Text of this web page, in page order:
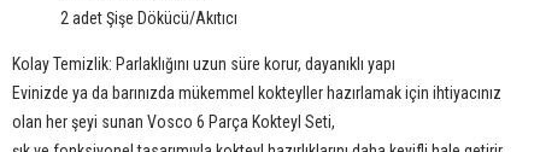
2 adet Şişe Dökücü/Akıtıcı
Kolay Temizlik: Parlaklığını uzun süre korur, dayanıklı yapı
Evinizde ya da barınızda mükemmel kokteyller hazırlamak için ihtiyacınız
olan her şeyi sunan Vosco 6 Parça Kokteyl Seti,